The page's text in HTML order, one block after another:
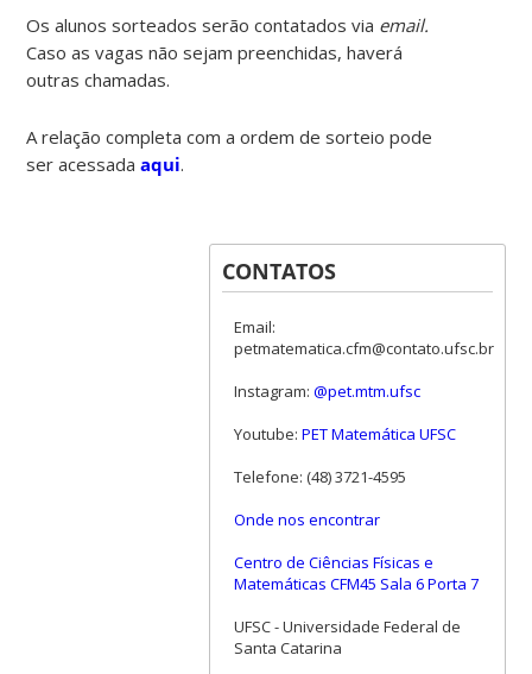
Os alunos sorteados serão contatados via email.
Caso as vagas não sejam preenchidas, haverá
outras chamadas.
A relação completa com a ordem de sorteio pode
ser acessadaaqui.
CONTATOS
Email:
petmatematica.cfm@contato.ufsc.br
Instagram: @pet.mtm.ufsc
Youtube: PET Matemática UFSC
Telefone: (48) 3721-4595
Onde nos encontrar
Centro de Ciências Físicas e
Matemáticas CFM45 Sala 6 Porta 7
UFSC - Universidade Federal de
Santa Catarina